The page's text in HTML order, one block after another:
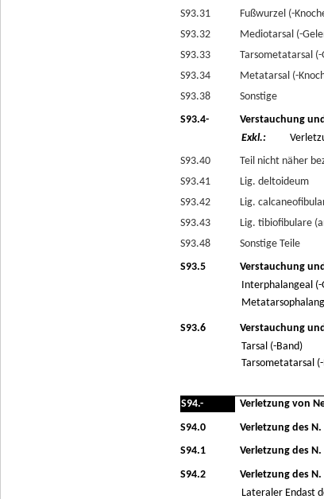
S93.31
Fußwurzel (-
S93.32
Mediotarsal (-
S93.33
Tarsometatarsal (-
S93.34
Metatarsal (-
S93.38
Sonstige
S93.4-
Verstauchung
Exkl.:
S93.40
Teil nicht näher
S93.41
Lig. deltoideum
S93.42
Lig.
S93.43
Lig. tibiofibulare
S93.48
Sonstige Teile
S93.5
Verstauchung
Interphalangeal
S93.6
Verstauchung
Tarsal (-Band)
Tarsometatarsal
S94.-
Verletzung von
S94.0
Verletzung des
S94.1
Verletzung des
S94.2
Verletzung des
Lateraler Endast